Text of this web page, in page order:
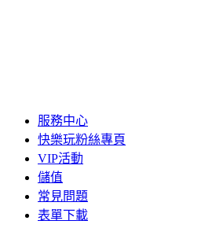
服務中心
快樂玩粉絲專頁
VIP活動
儲值
常見問題
表單下載